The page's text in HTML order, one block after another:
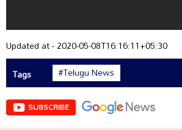
Updated at - 2020-05-08T16:16:11+05:30
Tags
#Telugu News
SUBSCRIBE